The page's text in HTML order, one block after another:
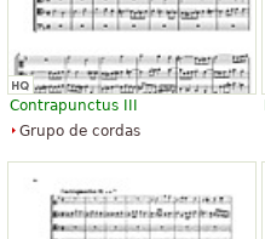
Contrapunctus III
Grupo de cordas